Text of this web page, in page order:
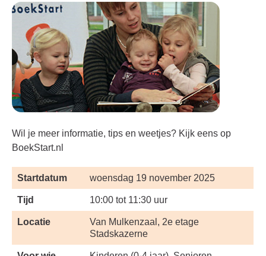
Wil je meer informatie, tips en weetjes? Kijk eens op
BoekStart.nl
Startdatum woensdag 19 november 2025
Tijd 10:00 tot 11:30 uur
Locatie
Van Mulkenzaal, 2e etage
Stadskazerne